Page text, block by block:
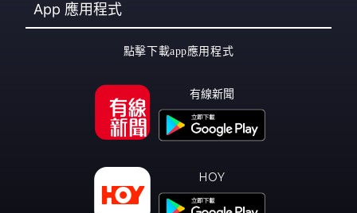
App 應用程式
點擊下載app應用程式
有線新聞
HOY